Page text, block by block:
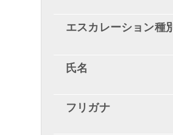
エスカレーション種
氏名
フリガナ